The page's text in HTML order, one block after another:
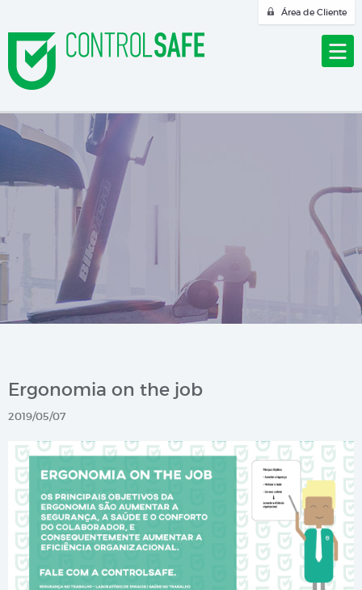
Área de Cliente
Ergonomia on the job
2019/05/07